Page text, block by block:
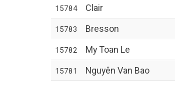
15784 Clair
15783 Bresson
15782 My Toan Le
15781 Nguyên Van Bao